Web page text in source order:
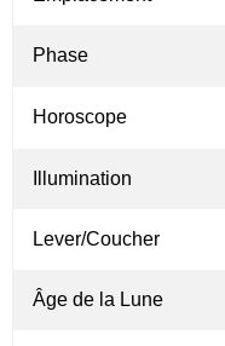
Phase
Horoscope
Illumination
Lever/Coucher
Âge de la Lune